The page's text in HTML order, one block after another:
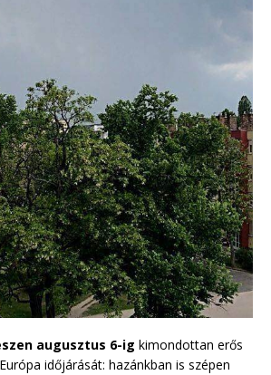
augusztus 6-ig kimondottan erős
időjárását: hazánkban is szépen